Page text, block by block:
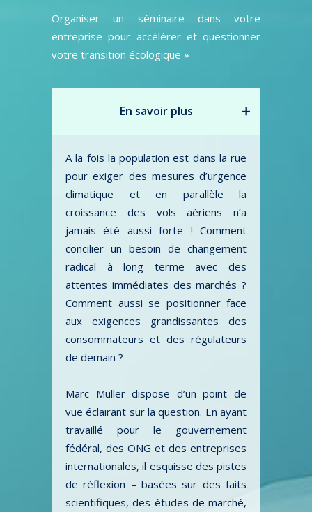
Organiser un séminaire dans votre
entreprise pour accélérer et questionner
votre transition écologique »
En savoir plus
A la fois la population est dans la rue
pour exiger des mesures d’urgence
climatique et en parallèle la
croissance des vols aériens n’a
jamais été aussi forte ! Comment
concilier un besoin de changement
radical à long terme avec des
attentes immédiates des marchés ?
Comment aussi se positionner face
aux exigences grandissantes des
consommateurs et des régulateurs
de demain ?
Marc Muller dispose d’un point de
vue éclairant sur la question. En ayant
travaillé pour le gouvernement
fédéral, des ONG et des entreprises
internationales, il esquisse des pistes
de réflexion – basées sur des faits
scientifiques, des études de marché,